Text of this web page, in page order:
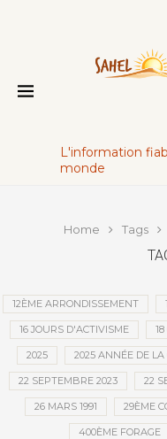
L'information
monde
Home Tags
12ÈME ARRONDISSEMENT
16 JOURS D'ACTIVISME
2025 2025 ANNÉE DE LA
22 SEPTEMBRE 2023 22
26 MARS 1991 29ÈME
400ÈME FORAGE